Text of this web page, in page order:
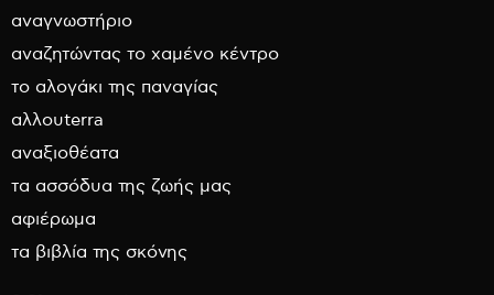
αναγνωστήριο
αναζητώντας το χαμένο κέντρο
το αλογάκι της παναγίας
αλλουterra
αναξιοθέατα
τα ασσόδυα της ζωής μας
αφιέρωμα
τα βιβλία της σκόνης